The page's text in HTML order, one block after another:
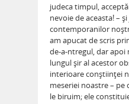
judeca timpul,
nevoie de aceasta! –
contemporanilor
am apucat de scris
de-a-ntregul, dar apoi
lungul şir al acestor
interioare conştiinţei
meseriei noastre – pe
le biruim; ele